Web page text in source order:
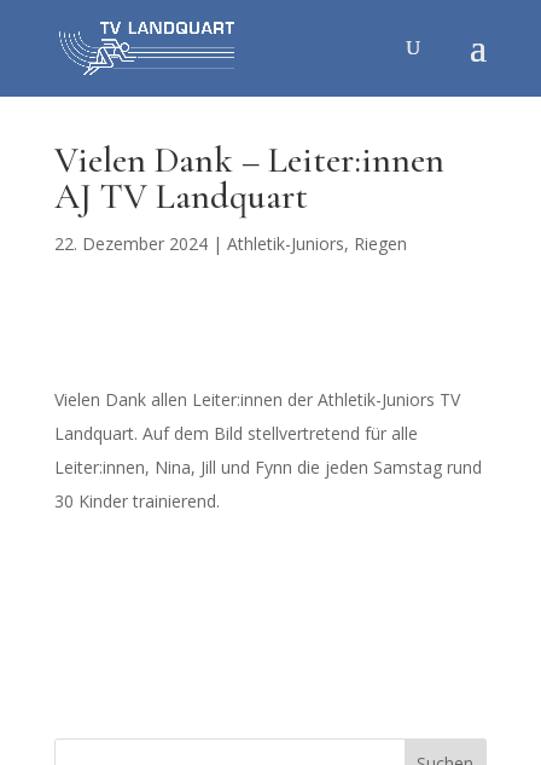
Vielen Dank – Leiter:innen
AJ TV Landquart
22. Dezember 2024| Athletik-Juniors, Riegen
Vielen Dank allen Leiter:innen der Athletik-Juniors TV
Landquart. Auf dem Bild stellvertretend für alle
Leiter:innen, Nina, Jill und Fynn die jeden Samstag rund
30 Kinder trainierend.